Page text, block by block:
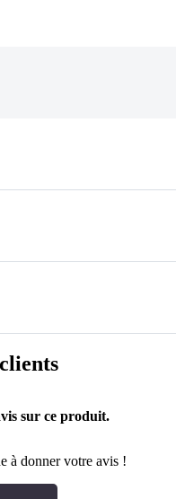
sur ce produit.
à donner votre avis !